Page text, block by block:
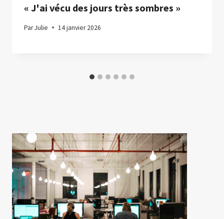
« J'ai vécu des jours très sombres »
ParJulie 14 janvier 2026